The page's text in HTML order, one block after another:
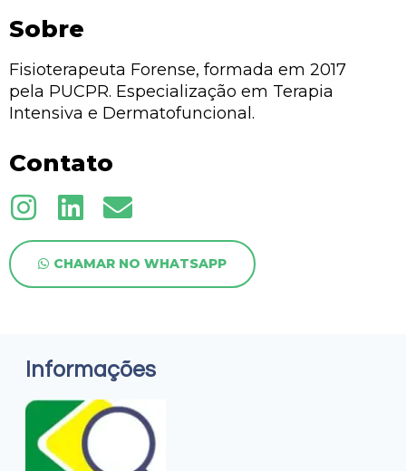
Sobre
Fisioterapeuta Forense, formada em 2017
pela PUCPR. Especialização em Terapia
Intensiva e Dermatofuncional.
Contato
CHAMAR NO WHATSAPP
Informações